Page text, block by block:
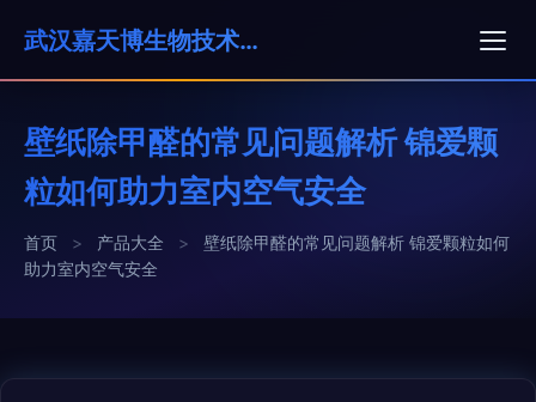
武汉嘉天博生物技术有限公司
壁纸除甲醛的常见问题解析 锦爱颗
粒如何助力室内空气安全
首页 > 产品大全 >
壁纸除甲醛的常见问题解析 锦爱颗粒如何
助力室内空气安全